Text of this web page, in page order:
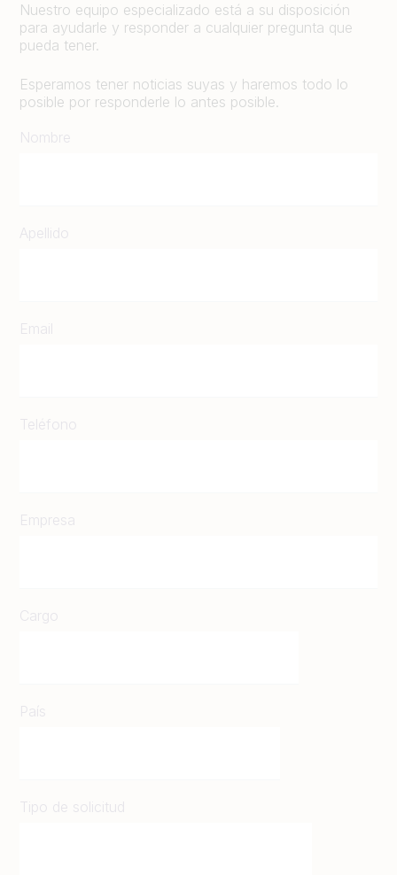
Nuestro equipo especializado está a su disposición
para ayudarle y responder a cualquier pregunta que
pueda tener.
Esperamos tener noticias suyas y haremos todo lo
posible por responderle lo antes posible.
Nombre
Apellido
Email
Teléfono
Empresa
Cargo
País
Tipo de solicitud